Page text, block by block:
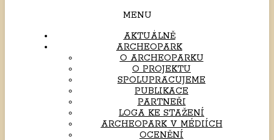
MENU
AKTUÁLNĚ
ARCHEOPARK
O ARCHEOPARKU
O PROJEKTU
SPOLUPRACUJEME
PUBLIKACE
PARTNEŘI
LOGA KE STAŽENÍ
ARCHEOPARK V MÉDIÍCH
OCENĚNÍ